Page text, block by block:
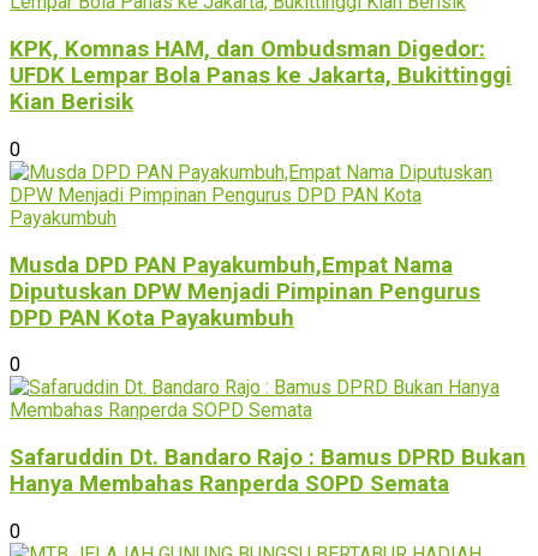
KPK, Komnas HAM, dan Ombudsman Digedor:
UFDK Lempar Bola Panas ke Jakarta, Bukittinggi
Kian Berisik
0
Musda DPD PAN Payakumbuh,Empat Nama
Diputuskan DPW Menjadi Pimpinan Pengurus
DPD PAN Kota Payakumbuh
0
Safaruddin Dt. Bandaro Rajo : Bamus DPRD Bukan
Hanya Membahas Ranperda SOPD Semata
0